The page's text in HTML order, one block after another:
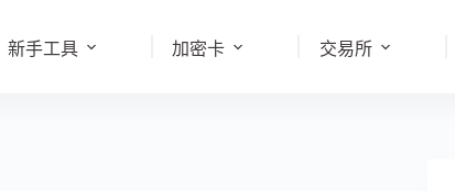
新手工具 加密卡 交易所